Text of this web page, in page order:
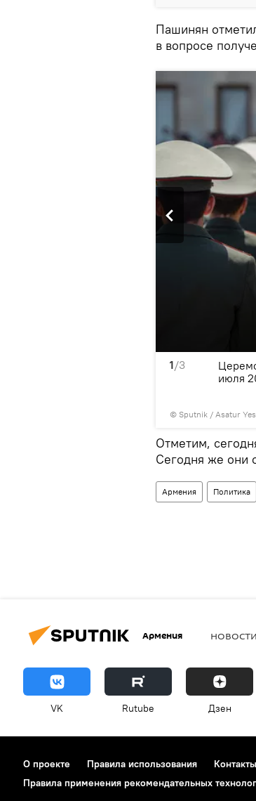
Пашинян
в вопросе
1/3
© Sputnik / Asatur
июля
Отметим,
Сегодня же они
Армения Политика
Армения НОВОСТИ
VK Rutube Дзен
О проекте Правила использования Контакты
Правила применения рекомендательных